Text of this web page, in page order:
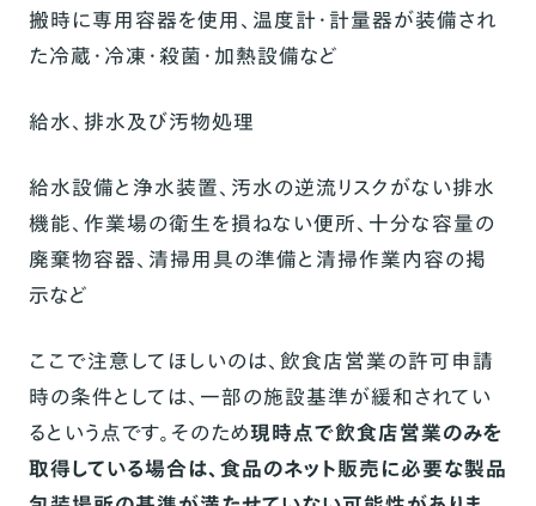
搬時に専用容器を使用、温度計・計量器が装備され
た冷蔵・冷凍・殺菌・加熱設備など
給水、排水及び汚物処理
給水設備と浄水装置、汚水の逆流リスクがない排水
機能、作業場の衛生を損ねない便所、十分な容量の
廃棄物容器、清掃用具の準備と清掃作業内容の掲
示など
ここで注意してほしいのは、飲食店営業の許可申請
時の条件としては、一部の施設基準が緩和されてい
るという点です。そのため現時点で飲食店営業のみを
取得している場合は、食品のネット販売に必要な製品